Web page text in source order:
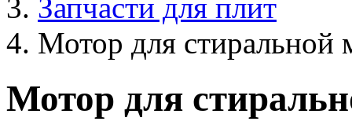
Запчасти для плит
Мотор для
Мотор для